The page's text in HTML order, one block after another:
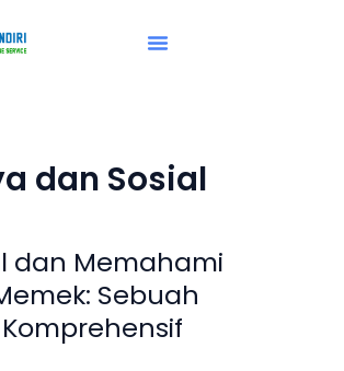
dan Sosial
dan Memahami
Sebuah